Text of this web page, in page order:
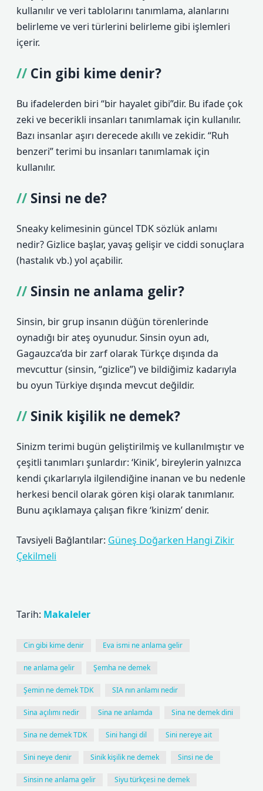
kullanılır ve veri tablolarını tanımlama, alanlarını
belirleme ve veri türlerini belirleme gibi işlemleri
içerir.
Cin gibi kime denir?
Bu ifadelerden biri “bir hayalet gibi”dir. Bu ifade çok
zeki ve becerikli insanları tanımlamak için kullanılır.
Bazı insanlar aşırı derecede akıllı ve zekidir. “Ruh
benzeri” terimi bu insanları tanımlamak için
kullanılır.
Sinsi ne de?
Sneaky kelimesinin güncel TDK sözlük anlamı
nedir? Gizlice başlar, yavaş gelişir ve ciddi sonuçlara
(hastalık vb.) yol açabilir.
Sinsin ne anlama gelir?
Sinsin, bir grup insanın düğün törenlerinde
oynadığı bir ateş oyunudur. Sinsin oyun adı,
Gagauzca’da bir zarf olarak Türkçe dışında da
mevcuttur (sinsin, “gizlice”) ve bildiğimiz kadarıyla
bu oyun Türkiye dışında mevcut değildir.
Sinik kişilik ne demek?
Sinizm terimi bugün geliştirilmiş ve kullanılmıştır ve
çeşitli tanımları şunlardır: ‘Kinik’, bireylerin yalnızca
kendi çıkarlarıyla ilgilendiğine inanan ve bu nedenle
herkesi bencil olarak gören kişi olarak tanımlanır.
Bunu açıklamaya çalışan fikre ‘kinizm’ denir.
Tavsiyeli Bağlantılar: Güneş Doğarken Hangi Zikir
Çekilmeli
Tarih: Makaleler
Cin gibi kime denir Eva ismi ne anlama gelir
ne anlama gelir Şemha ne demek
Şemin ne demek TDK SIA nın anlamı nedir
Sina açılımı nedir Sina ne anlamda Sina ne demek dini
Sina ne demek TDK Sini hangi dil Sini nereye ait
Sini neye denir Sinik kişilik ne demek Sinsi ne de
Sinsin ne anlama gelir Siyu türkçesi ne demek